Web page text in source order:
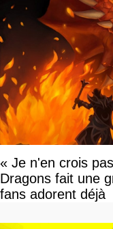
« Je n'en crois
Dragons fait une
fans adorent déjà